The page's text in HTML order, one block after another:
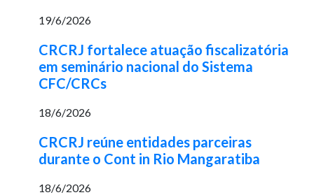
19/6/2026
CRCRJ fortalece atuação fiscalizatória
em seminário nacional do Sistema
CFC/CRCs
18/6/2026
CRCRJ reúne entidades parceiras
durante o Cont in Rio Mangaratiba
18/6/2026